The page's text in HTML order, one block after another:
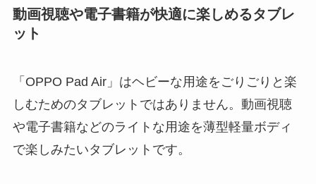
動画視聴や電子書籍が快適に楽しめるタブレ
ット
「OPPO Pad Air」はヘビーな用途をごりごりと楽
しむためのタブレットではありません。動画視聴
や電子書籍などのライトな用途を薄型軽量ボディ
で楽しみたいタブレットです。